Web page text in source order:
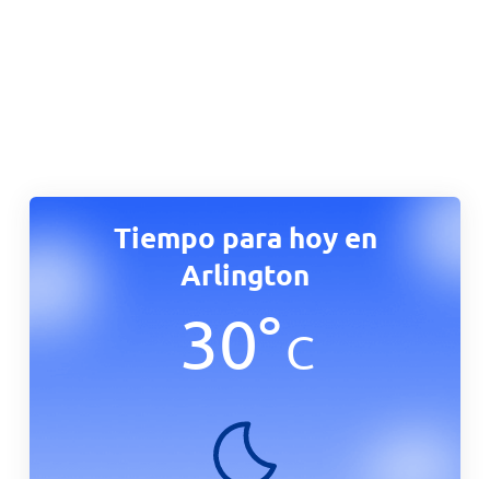
Tiempo para hoy en
Arlington
30°C